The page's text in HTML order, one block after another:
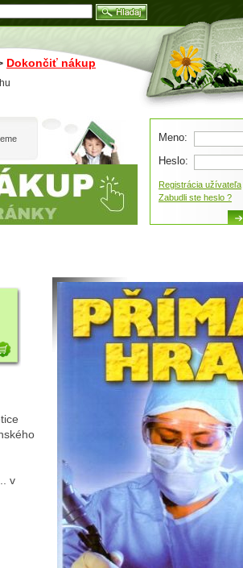
v
Meno:
Heslo:
Registrácia užívateľa
Zabudli ste heslo ?
Dokončiť nákup